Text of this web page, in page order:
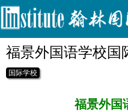
福景外国语学校国
国际学校
福景外国